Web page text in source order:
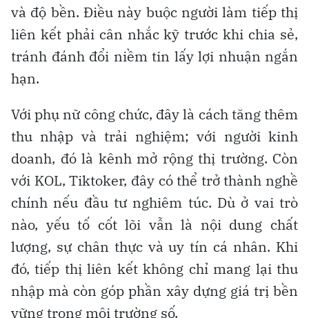
và độ bền. Điều này buộc người làm tiếp thị
liên kết phải cân nhắc kỹ trước khi chia sẻ,
tránh đánh đổi niềm tin lấy lợi nhuận ngắn
hạn.
Với phụ nữ công chức, đây là cách tăng thêm
thu nhập và trải nghiệm; với người kinh
doanh, đó là kênh mở rộng thị trường. Còn
với KOL, Tiktoker, đây có thể trở thành nghề
chính nếu đầu tư nghiêm túc. Dù ở vai trò
nào, yếu tố cốt lõi vẫn là nội dung chất
lượng, sự chân thực và uy tín cá nhân. Khi
đó, tiếp thị liên kết không chỉ mang lại thu
nhập mà còn góp phần xây dựng giá trị bền
vững trong môi trường số.